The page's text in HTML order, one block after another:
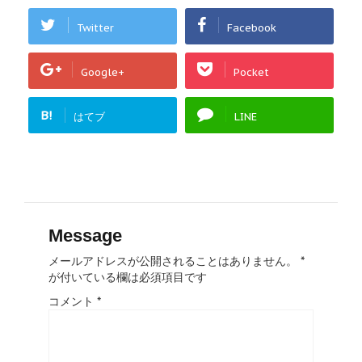
Twitter Facebook
Google+ Pocket
B! はてブ LINE
Message
メールアドレスが公開されることはありません。
*
が付いている欄は必須項目です
コメント *